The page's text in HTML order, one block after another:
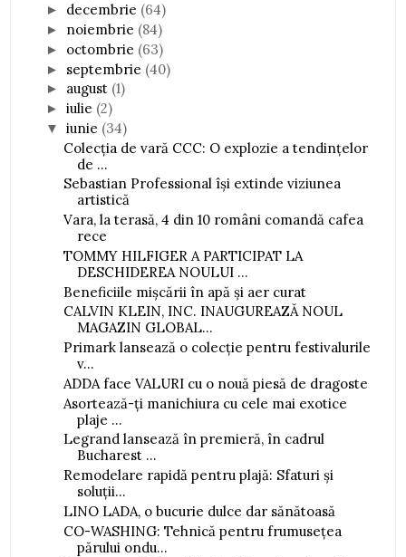
► decembrie (64)
► noiembrie (84)
► octombrie (63)
► septembrie (40)
► august (1)
►iulie (2)
▼iunie (34)
Colecția de vară CCC: O explozie a tendințelor
de ...
Sebastian Professional își extinde viziunea
artistică
Vara, la terasă, 4 din 10 români comandă cafea
rece
TOMMY HILFIGER A PARTICIPAT LA
DESCHIDEREA NOULUI ...
Beneficiile mișcării în apă și aer curat
CALVIN KLEIN, INC. INAUGUREAZĂ NOUL
MAGAZIN GLOBAL...
Primark lansează o colecție pentru festivalurile
v...
ADDA face VALURI cu o nouă piesă de dragoste
Asortează-ți manichiura cu cele mai exotice
plaje ...
Legrand lansează în premieră, în cadrul
Bucharest ...
Remodelare rapidă pentru plajă: Sfaturi și
soluții...
LINO LADA, o bucurie dulce dar sănătoasă
CO-WASHING: Tehnică pentru frumusețea
părului ondu...